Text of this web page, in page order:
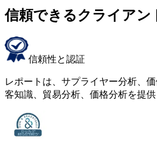
信頼できるクライアン
信頼性と認証
レポートは、サプライヤー分析、
客知識、貿易分析、価格分析を提供